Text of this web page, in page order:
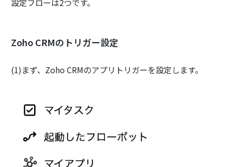
Zoho CRMのトリガー設定
(1)まず、Zoho CRMのアプリトリガーを設定します。